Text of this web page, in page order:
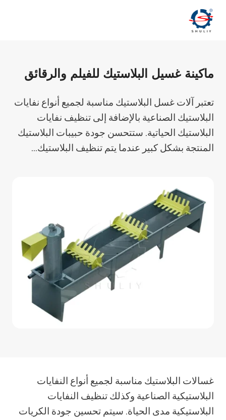
التجاوز
ماكينة غسيل البلاستيك للفيلم والرقائق
تعتبر آلات غسل البلاستيك مناسبة لجميع أنواع نفايات
البلاستيك الصناعية بالإضافة إلى تنظيف نفايات
البلاستيك الحياتية. ستتحسن جودة حبيبات البلاستيك
المنتجة بشكل كبير عندما يتم تنظيف البلاستيك...
غسالات البلاستيك مناسبة لجميع أنواع النفايات
البلاستيكية الصناعية وكذلك تنظيف النفايات
البلاستيكية مدى الحياة. سيتم تحسين جودة الكريات